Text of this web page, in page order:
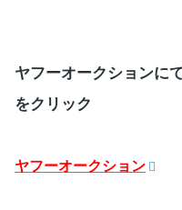
ヤフーオークションに
をクリック
ヤフーオークション